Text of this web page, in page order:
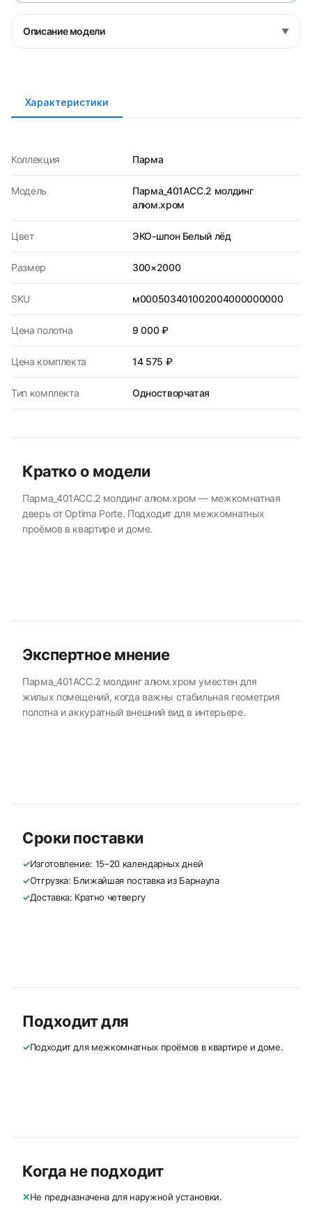
Описание модели ▼
Характеристики
Коллекция Парма
Модель
Парма_401АСС.2 молдинг
алюм.хром
Цвет ЭКО-шпон Белый лёд
Размер 300×2000
SKU м000503401002004000000000
Цена полотна 9 000 ₽
Цена комплекта 14 575 ₽
Тип комплекта Одностворчатая
Кратко о модели
Парма_401АСС.2 молдинг алюм.хром — межкомнатная
дверь от Optima Porte. Подходит для межкомнатных
проёмов в квартире и доме.
Экспертное мнение
Парма_401АСС.2 молдинг алюм.хром уместен для
жилых помещений, когда важны стабильная геометрия
полотна и аккуратный внешний вид в интерьере.
Сроки поставки
✓Изготовление: 15–20 календарных дней
✓Отгрузка: Ближайшая поставка из Барнаула
✓Доставка: Кратно четвергу
Подходит для
✓Подходит для межкомнатных проёмов в квартире и доме.
Когда не подходит
✕Не предназначена для наружной установки.